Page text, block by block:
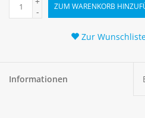
-
ZUM WARENKORB
Zur
Informationen